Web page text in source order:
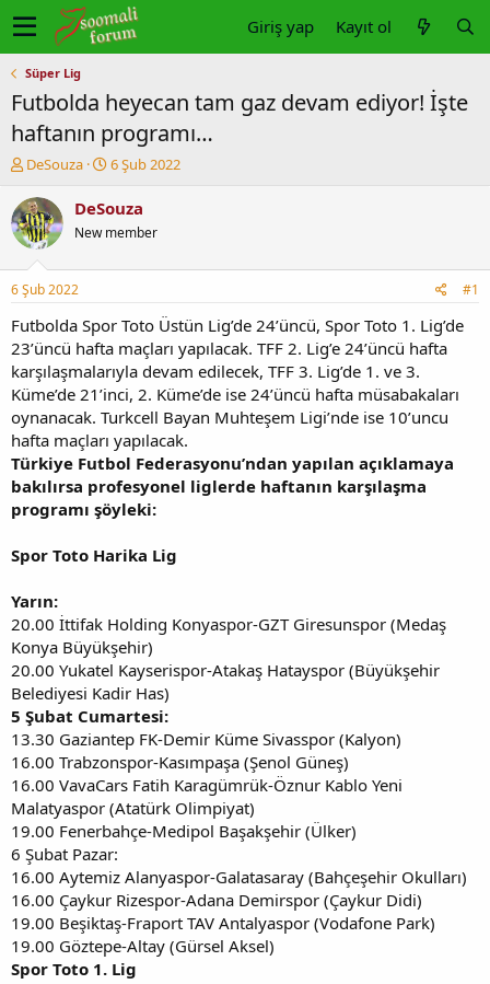
Giriş yap Kayıt ol
Süper Lig
Futbolda heyecan tam gaz devam ediyor! İşte
haftanın programı…
K
n
u
y
b
a
ş
l
a
t
a
n
DeSouza
B
ş
a
ç
a
r
i
h
6 Şub 2022
DeSouza
New member
6 Şub 2022 #1
Futbolda Spor Toto Üstün Lig’de 24’üncü, Spor Toto 1. Lig’de
23’üncü hafta maçları yapılacak. TFF 2. Lig’e 24’üncü hafta
karşılaşmalarıyla devam edilecek, TFF 3. Lig’de 1. ve 3.
Küme’de 21’inci, 2. Küme’de ise 24’üncü hafta müsabakaları
oynanacak. Turkcell Bayan Muhteşem Ligi’nde ise 10’uncu
hafta maçları yapılacak.
Türkiye Futbol Federasyonu’ndan yapılan açıklamaya
bakılırsa profesyonel liglerde haftanın karşılaşma
programı şöyleki:
Spor Toto Harika Lig
Yarın:
20.00 İttifak Holding Konyaspor-GZT Giresunspor (Medaş
Konya Büyükşehir)
20.00 Yukatel Kayserispor-Atakaş Hatayspor (Büyükşehir
Belediyesi Kadir Has)
5 Şubat Cumartesi:
13.30 Gaziantep FK-Demir Küme Sivasspor (Kalyon)
16.00 Trabzonspor-Kasımpaşa (Şenol Güneş)
16.00 VavaCars Fatih Karagümrük-Öznur Kablo Yeni
Malatyaspor (Atatürk Olimpiyat)
19.00 Fenerbahçe-Medipol Başakşehir (Ülker)
6 Şubat Pazar:
16.00 Aytemiz Alanyaspor-Galatasaray (Bahçeşehir Okulları)
16.00 Çaykur Rizespor-Adana Demirspor (Çaykur Didi)
19.00 Beşiktaş-Fraport TAV Antalyaspor (Vodafone Park)
19.00 Göztepe-Altay (Gürsel Aksel)
Spor Toto 1. Lig